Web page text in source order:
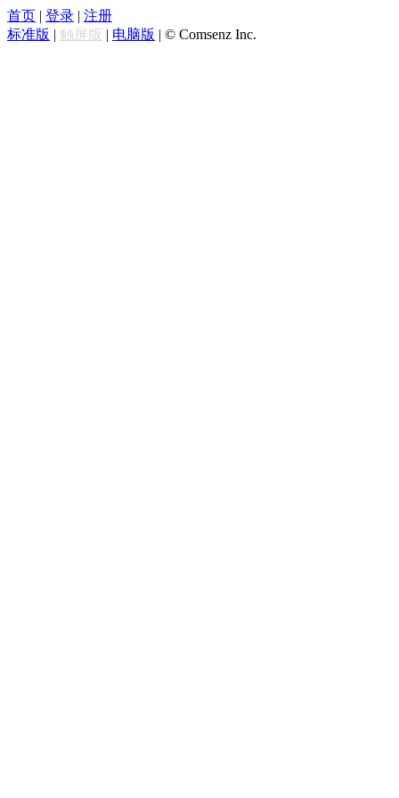
首页 | 登录 | 注册
标准版 | 触屏版 | 电脑版 | © Comsenz Inc.